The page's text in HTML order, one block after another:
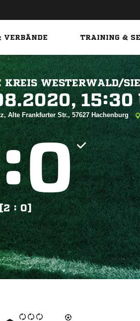
VERBÄNDE TRAINING &
KREIS WESTERWALD/

Alte Frankfurter Str., 57627 Hachenburg
:
[2 : 0]